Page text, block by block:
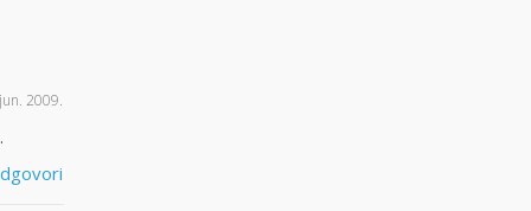
2009.